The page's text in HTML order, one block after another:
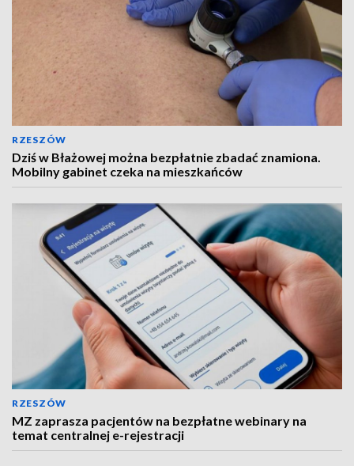
RZESZÓW
Dziś w Błażowej można bezpłatnie zbadać znamiona.
Mobilny gabinet czeka na mieszkańców
RZESZÓW
MZ zaprasza pacjentów na bezpłatne webinary na
temat centralnej e-rejestracji